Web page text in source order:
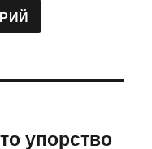
упорство